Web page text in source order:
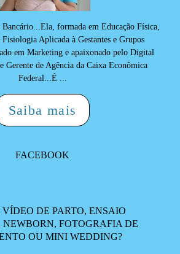
formada em Educação Física,
Fisiologia Aplicada à Gestantes e Grupos
em Marketing e apaixonado pelo Digital
Gerente de Agência da Caixa Econômica
Federal...É ...
Saiba mais
FACEBOOK
VÍDEO DE PARTO, ENSAIO
NEWBORN, FOTOGRAFIA DE
OU MINI WEDDING?